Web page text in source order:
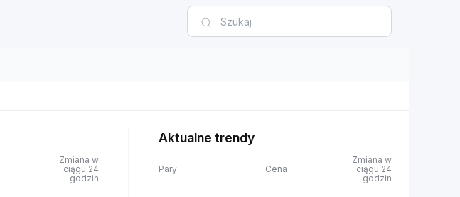
Zmiana w
ciągu 24
godzin
Aktualne trendy
Pary Cena
Zmiana w
ciągu 24
godzin